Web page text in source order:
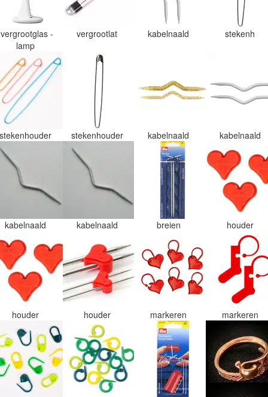
vergrootglas -
lamp
vergrootlat kabelnaald stekenh
stekenhouder stekenhouder kabelnaald kabelnaald
kabelnaald kabelnaald breien houder
houder houder markeren markeren